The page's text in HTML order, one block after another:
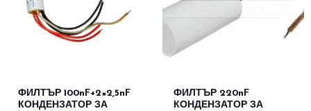
ФИЛТЪР 100nF+2×2,5nF
КОНДЕНЗАТОР ЗА
ФИЛТЪР 220nF
КОНДЕНЗАТОР ЗА